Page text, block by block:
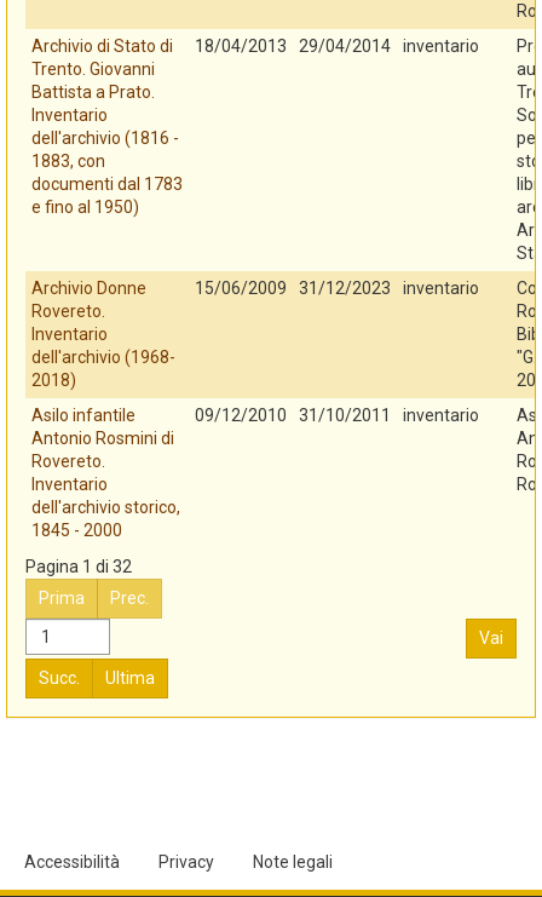
Archivio di Stato di
Trento. Giovanni
Battista a Prato.
Inventario
dell'archivio (1816 -
1883, con
documenti dal 1783
e fino al 1950)
18/04/2013 29/04/2014 inventario
Archivio Donne
Rovereto.
Inventario
dell'archivio (1968-
2018)
15/06/2009 31/12/2023 inventario
Asilo infantile
Antonio Rosmini di
Rovereto.
Inventario
dell'archivio storico,
1845 - 2000
09/12/2010 31/10/2011 inventario
Pagina 1 di 32
Prima
Prec.
Vai
Succ. Ultima
Accessibilità Privacy Note legali